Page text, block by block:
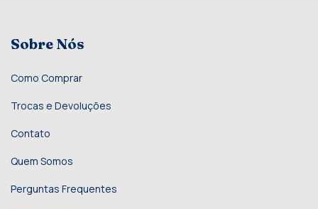
Sobre Nós
Como Comprar
Trocas e Devoluções
Contato
Quem Somos
Perguntas Frequentes